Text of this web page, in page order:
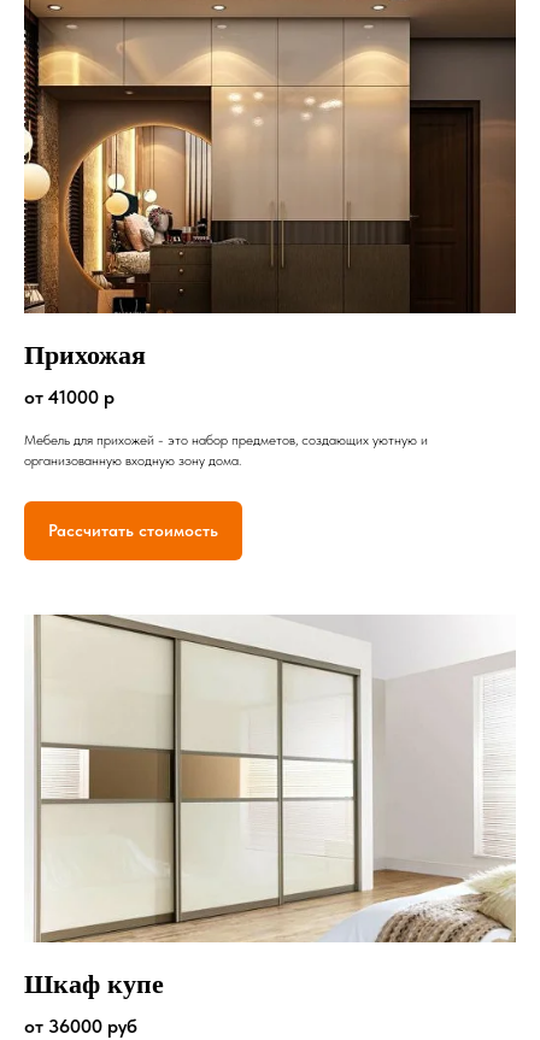
Прихожая
от 41000 р
Мебель для прихожей - это набор предметов, создающих уютную и
организованную входную зону дома.
Рассчитать стоимость
Шкаф купе
от 36000 руб